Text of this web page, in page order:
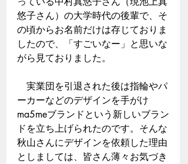
悠子さん）の大学時代の後輩で、そ
の頃からお名前だけは存じておりま
したので、「すごいなー」と思いな
がら見ておりました。
実業団を引退された後は指輪やパ
ーカーなどのデザインを手がけ
ma5meブランドという新しいブラン
ドを立ち上げられたのです。そんな
秋山さんにデザインを依頼した理由
としましては、皆さん薄々お気づき